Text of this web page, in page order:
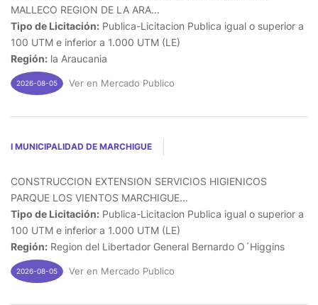
MALLECO REGION DE LA ARA...
Tipo de Licitación: Publica-Licitacion Publica igual o superior a
100 UTM e inferior a 1.000 UTM (LE)
Región: la Araucania
2026-08-05 Ver en Mercado Publico
I MUNICIPALIDAD DE MARCHIGUE
CONSTRUCCION EXTENSION SERVICIOS HIGIENICOS
PARQUE LOS VIENTOS MARCHIGUE...
Tipo de Licitación: Publica-Licitacion Publica igual o superior a
100 UTM e inferior a 1.000 UTM (LE)
Región: Region del Libertador General Bernardo O´Higgins
2026-08-05 Ver en Mercado Publico